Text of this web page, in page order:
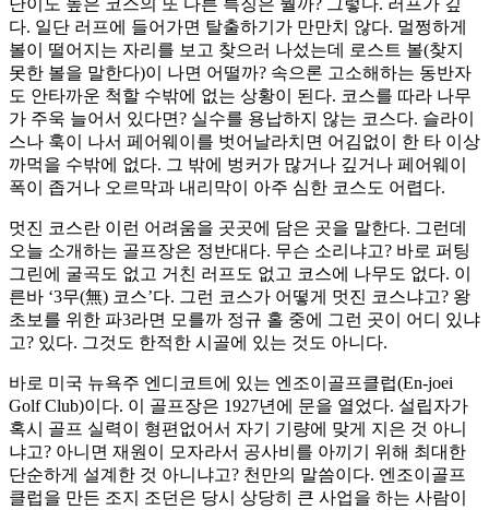
난이도 높은 코스의 또 다른 특징은 뭘까? 그렇다. 러프가 깊
다. 일단 러프에 들어가면 탈출하기가 만만치 않다. 멀쩡하게
볼이 떨어지는 자리를 보고 찾으러 나섰는데 로스트 볼(찾지
못한 볼을 말한다)이 나면 어떨까? 속으론 고소해하는 동반자
도 안타까운 척할 수밖에 없는 상황이 된다. 코스를 따라 나무
가 주욱 늘어서 있다면? 실수를 용납하지 않는 코스다. 슬라이
스나 훅이 나서 페어웨이를 벗어날라치면 어김없이 한 타 이상
까먹을 수밖에 없다. 그 밖에 벙커가 많거나 깊거나 페어웨이
폭이 좁거나 오르막과 내리막이 아주 심한 코스도 어렵다.
멋진 코스란 이런 어려움을 곳곳에 담은 곳을 말한다. 그런데
오늘 소개하는 골프장은 정반대다. 무슨 소리냐고? 바로 퍼팅
그린에 굴곡도 없고 거친 러프도 없고 코스에 나무도 없다. 이
른바 ‘3무(無) 코스’다. 그런 코스가 어떻게 멋진 코스냐고? 왕
초보를 위한 파3라면 모를까 정규 홀 중에 그런 곳이 어디 있냐
고? 있다. 그것도 한적한 시골에 있는 것도 아니다.
바로 미국 뉴욕주 엔디코트에 있는 엔조이골프클럽(En-joei
Golf Club)이다. 이 골프장은 1927년에 문을 열었다. 설립자가
혹시 골프 실력이 형편없어서 자기 기량에 맞게 지은 것 아니
냐고? 아니면 재원이 모자라서 공사비를 아끼기 위해 최대한
단순하게 설계한 것 아니냐고? 천만의 말씀이다. 엔조이골프
클럽을 만든 조지 조던은 당시 상당히 큰 사업을 하는 사람이